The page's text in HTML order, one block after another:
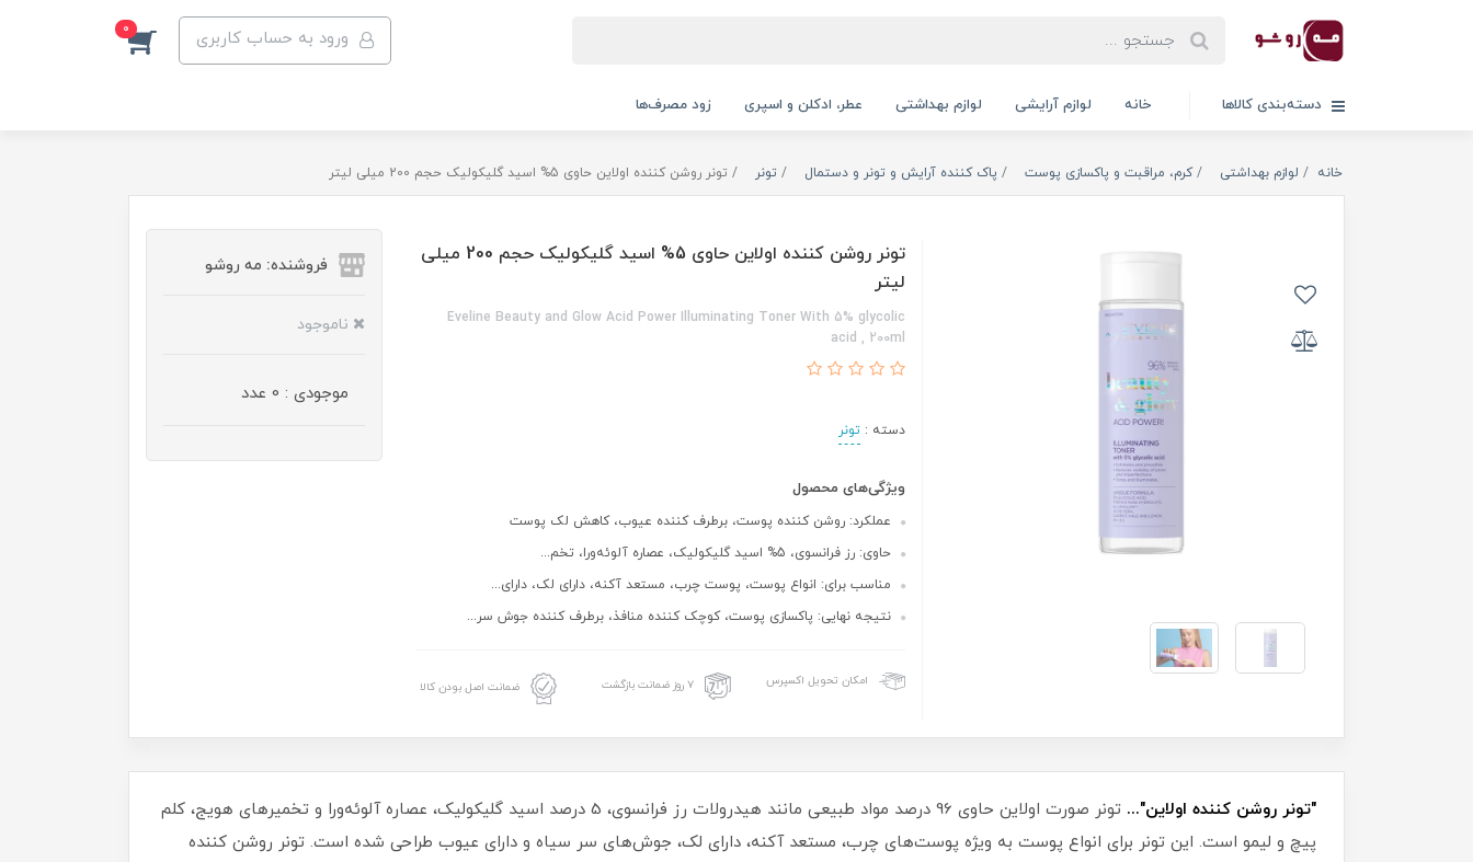
ورود به حساب کاربری 0
دسته‌بندی کالاها خانه لوازم آرایشی لوازم بهداشتی عطر، ادکلن و اسپری زود مصرف‌ها
خانه لوازم بهداشتی کرم، مراقبت و پاکسازی پوست پاک کننده آرایش و تونر و دستمال تونر تونر روشن کننده اولاین حاوی 5% اسید گلیکولیک حجم 200 میلی لیتر
تونر روشن کننده اولاین حاوی 5% اسید گلیکولیک حجم 200 میلی
لیتر
Eveline Beauty and Glow Acid Power Illuminating Toner With 5% glycolic
acid , 200ml
دسته :تونر
ویژگی‌های محصول
عملکرد: روشن کننده پوست، برطرف کننده عیوب، کاهش لک پوست
حاوی: رز فرانسوی، 5% اسید گلیکولیک، عصاره آلوئه‌ورا، تخم...
مناسب برای: انواع پوست، پوست چرب، مستعد آکنه، دارای لک، دارای...
نتیجه نهایی: پاکسازی پوست، کوچک کننده منافذ، برطرف کننده جوش سر...
امکان تحویل اکسپرس ۷ روز ضمانت بازگشت ضمانت اصل بودن کالا
فروشنده: مه رو‌شو
ناموجود
موجودی : 0 عدد
"تونر روشن کننده اولاین"...
تونر صورت اولاین حاوی 96 درصد مواد طبیعی مانند هیدرولات رز فرانسوی، 5 درصد اسید گلیکولیک، عصاره آلوئه‌ورا و تخمیر‌های هویج، کلم
پیچ و لیمو است. این تونر برای انواع پوست به ویژه پوست‌های چرب، مستعد آکنه، دارای لک، جوش‌های سر سیاه و دارای عیوب طراحی شده است. تونر روشن کننده